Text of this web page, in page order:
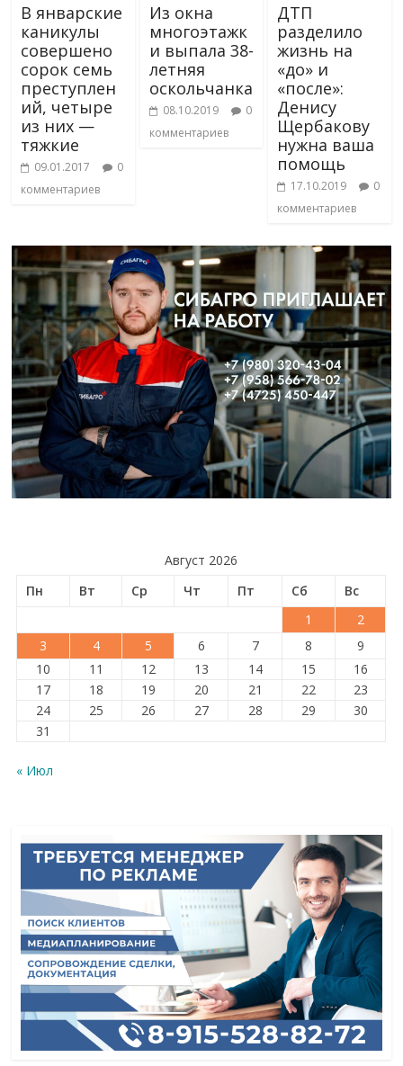
В январские
каникулы
совершено
сорок семь
преступлен
ий, четыре
из них —
тяжкие
09.01.2017
0
комментариев
Из окна
многоэтажк
и выпала 38-
летняя
оскольчанка
08.10.2019
0
комментариев
ДТП
разделило
жизнь на
«до» и
«после»:
Денису
Щербакову
нужна ваша
помощь
17.10.2019
0
комментариев
Август 2026
Пн
Вт Ср Чт Пт Сб
Вс
1
2
3
4 5 6 7 8
9
10
11 12 13 14 15
16
17
18 19 20 21 22
23
24
25 26 27 28 29
30
31
« Июл